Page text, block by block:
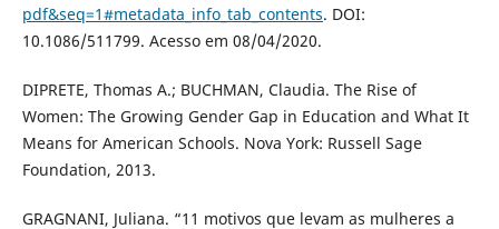
pdf&seq=1#metadata_info_tab_contents. DOI:
10.1086/511799. Acesso em 08/04/2020.
DIPRETE, Thomas A.; BUCHMAN, Claudia. The Rise of
Women: The Growing Gender Gap in Education and What It
Means for American Schools. Nova York: Russell Sage
Foundation, 2013.
GRAGNANI, Juliana. “11 motivos que levam as mulheres a